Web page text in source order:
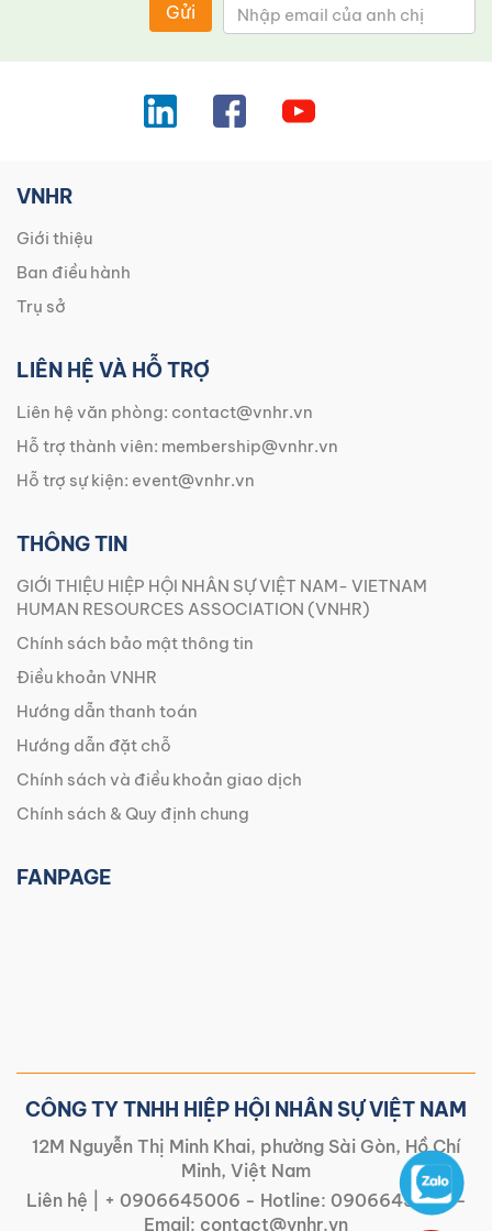
Gửi
VNHR
Giới thiệu
Ban điều hành
Trụ sở
LIÊN HỆ VÀ HỖ TRỢ
Liên hệ văn phòng: contact@vnhr.vn
Hỗ trợ thành viên: membership@vnhr.vn
Hỗ trợ sự kiện: event@vnhr.vn
THÔNG TIN
GIỚI THIỆU HIỆP HỘI NHÂN SỰ VIỆT NAM- VIETNAM
HUMAN RESOURCES ASSOCIATION (VNHR)
Chính sách bảo mật thông tin
Điều khoản VNHR
Hướng dẫn thanh toán
Hướng dẫn đặt chỗ
Chính sách và điều khoản giao dịch
Chính sách & Quy định chung
FANPAGE
CÔNG TY TNHH HIỆP HỘI NHÂN SỰ VIỆT NAM
12M Nguyễn Thị Minh Khai, phường Sài Gòn, Hồ Chí
Minh, Việt Nam
Liên hệ |
+ 0906645006 - Hotline: 0906645006-
Email: contact@vnhr.vn